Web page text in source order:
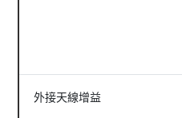
外接天線增益